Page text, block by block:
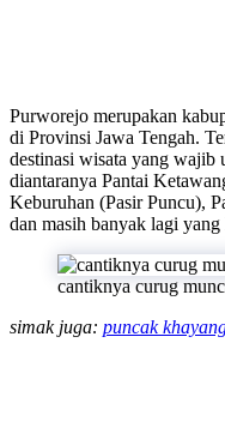
Purworejo merupakan
di Provinsi Jawa Tengah.
destinasi wisata yang wajib
diantaranya Pantai
Keburuhan (Pasir Puncu),
dan masih banyak lagi yang
cantiknya curug
simak juga: puncak